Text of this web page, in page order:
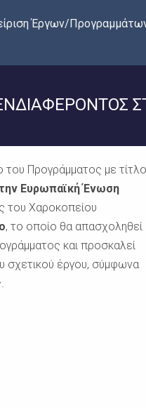
Έργων/
του Προγράμματος με
Ευρωπαϊκή Ένωση
του Χαροκοπείου
, το οποίο θα απασχοληθεί
και προσκαλεί
σχετικού έργου, σύμφωνα